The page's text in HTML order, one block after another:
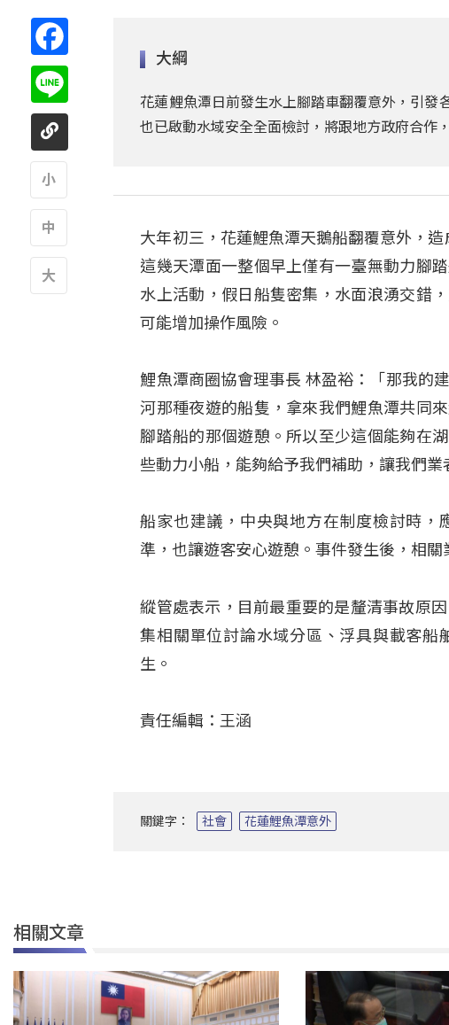
大綱
花蓮鯉魚潭日前發生水上腳踏車翻覆意外，引發
也已啟動水域安全全面檢討，將跟地方政府合作
大年初三，花蓮鯉魚潭天鵝船翻覆意外，
這幾天潭面一整個早上僅有一臺無動力腳
水上活動，假日船隻密集，水面浪湧交錯
可能增加操作風險。
鯉魚潭商圈協會理事長 林盈裕：「那我的
河那種夜遊的船隻，拿來我們鯉魚潭共同
腳踏船的那個遊憩。所以至少這個能夠在
些動力小船，能夠給予我們補助，讓我們業
船家也建議，中央與地方在制度檢討時
準，也讓遊客安心遊憩。事件發生後，相
縱管處表示，目前最重要的是釐清事故原
集相關單位討論水域分區、浮具與載客
生。
責任編輯：王涵
關鍵字： 社會 花蓮鯉魚潭意外
相關文章